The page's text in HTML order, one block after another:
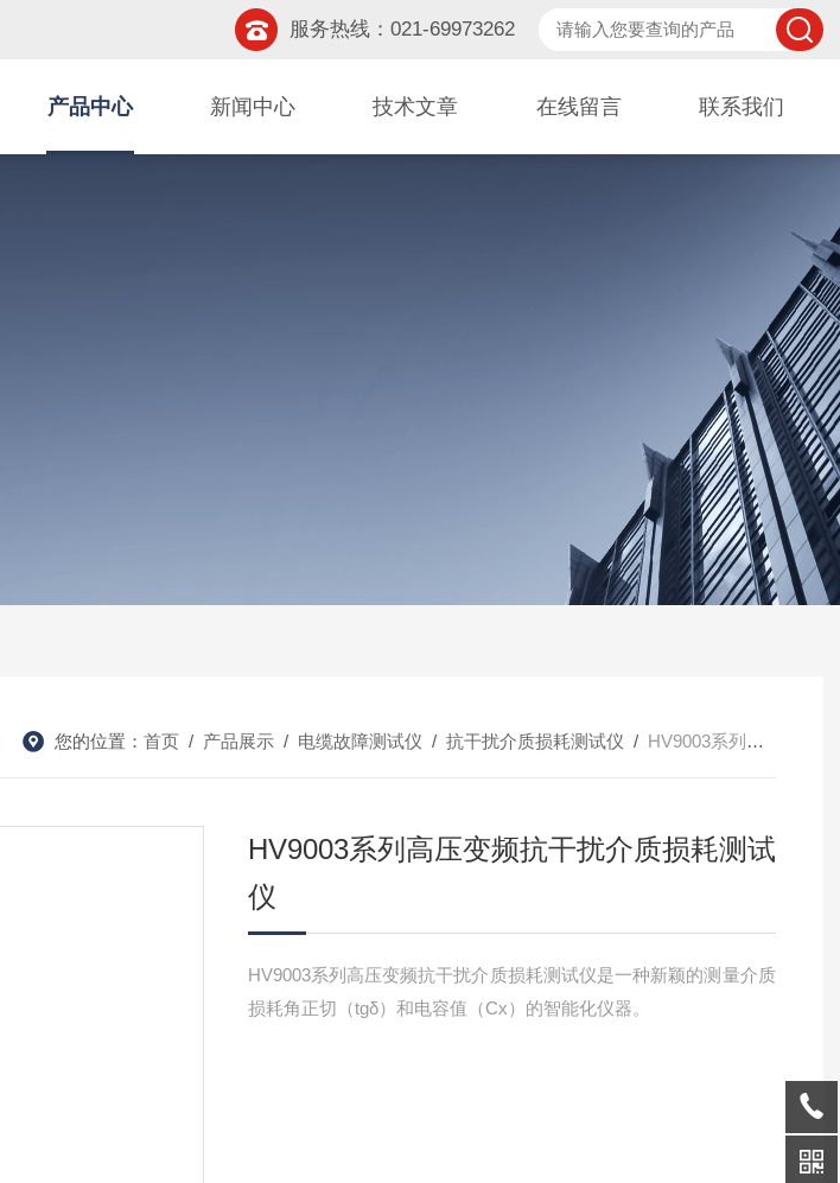
服务热线：021-69973262
产品中心 新闻中心 技术文章 在线留言 联系我们
您的位置： 首页/ 产品展示/ 电缆故障测试仪 / 抗干扰介质损耗测试仪 / HV9003系列高压变频抗干扰介质损耗测试仪
HV9003系列高压变频抗干扰介质损耗测试
仪
HV9003系列高压变频抗干扰介质损耗测试仪是一种新颖的测量介质
损耗角正切（tgδ）和电容值（Cx）的智能化仪器。